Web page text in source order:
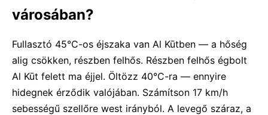
városában?
Fullasztó 45°C-os éjszaka van Al Kūtben — a hőség
alig csökken, részben felhős. Részben felhős égbolt
Al Kūt felett ma éjjel. Öltözz 40°C-ra — ennyire
hidegnek érződik valójában. Számítson 17 km/h
sebességű szellőre west irányból. A levegő száraz, a